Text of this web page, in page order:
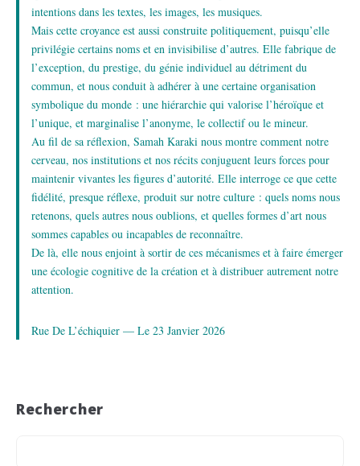
intentions dans les textes, les images, les musiques.
Mais cette croyance est aussi construite politiquement, puisqu’elle
privilégie certains noms et en invisibilise d’autres. Elle fabrique de
l’exception, du prestige, du génie individuel au détriment du
commun, et nous conduit à adhérer à une certaine organisation
symbolique du monde : une hiérarchie qui valorise l’héroïque et
l’unique, et marginalise l’anonyme, le collectif ou le mineur.
Au fil de sa réflexion, Samah Karaki nous montre comment notre
cerveau, nos institutions et nos récits conjuguent leurs forces pour
maintenir vivantes les figures d’autorité. Elle interroge ce que cette
fidélité, presque réflexe, produit sur notre culture : quels noms nous
retenons, quels autres nous oublions, et quelles formes d’art nous
sommes capables ou incapables de reconnaître.
De là, elle nous enjoint à sortir de ces mécanismes et à faire émerger
une écologie cognitive de la création et à distribuer autrement notre
attention.
Rue De L’échiquier — Le 23 Janvier 2026
Rechercher